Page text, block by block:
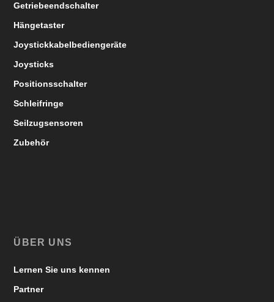
Getriebeendschalter
Hängetaster
Joystickkabelbediengeräte
Joysticks
Positionsschalter
Schleifringe
Seilzugsensoren
Zubehör
ÜBER UNS
Lernen Sie uns kennen
Partner